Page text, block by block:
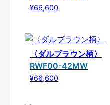
¥66,600
〈ダルブラウン柄〉
RWF00-42MW
¥66,600